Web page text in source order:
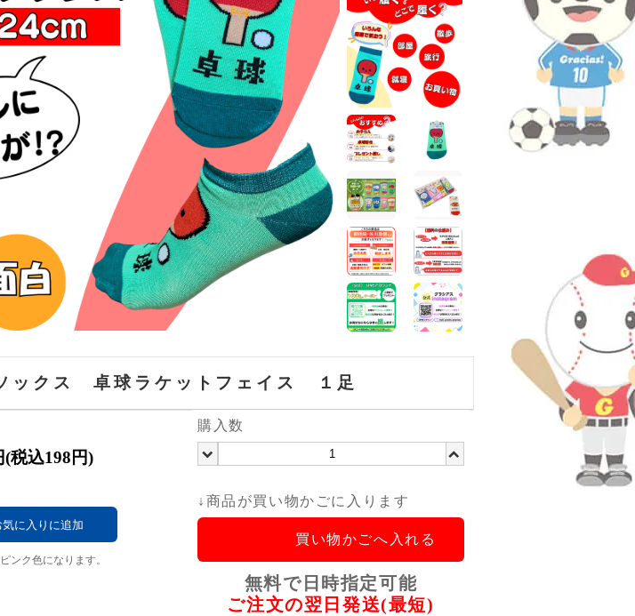
ックス 卓球ラケットフェイス １足
(税込198円)
に入りに追加
ンク色になります。
購入数
買い物かごへ入れる
↓商品が買い物かごに入ります
無料で日時指定可能
ご注文の翌日発送(最短)